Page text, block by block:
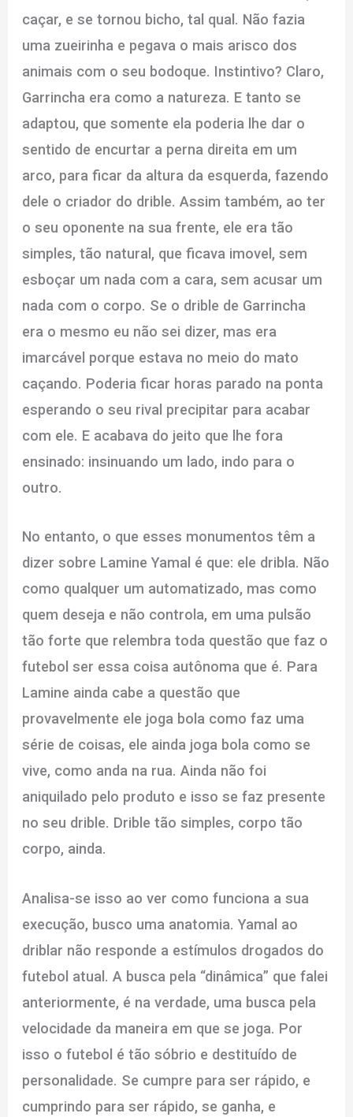
caçar, e se tornou bicho, tal qual. Não fazia
uma zueirinha e pegava o mais arisco dos
animais com o seu bodoque. Instintivo? Claro,
Garrincha era como a natureza. E tanto se
adaptou, que somente ela poderia lhe dar o
sentido de encurtar a perna direita em um
arco, para ficar da altura da esquerda, fazendo
dele o criador do drible. Assim também, ao ter
o seu oponente na sua frente, ele era tão
simples, tão natural, que ficava imovel, sem
esboçar um nada com a cara, sem acusar um
nada com o corpo. Se o drible de Garrincha
era o mesmo eu não sei dizer, mas era
imarcável porque estava no meio do mato
caçando. Poderia ficar horas parado na ponta
esperando o seu rival precipitar para acabar
com ele. E acabava do jeito que lhe fora
ensinado: insinuando um lado, indo para o
outro.
No entanto, o que esses monumentos têm a
dizer sobre Lamine Yamal é que: ele dribla. Não
como qualquer um automatizado, mas como
quem deseja e não controla, em uma pulsão
tão forte que relembra toda questão que faz o
futebol ser essa coisa autônoma que é. Para
Lamine ainda cabe a questão que
provavelmente ele joga bola como faz uma
série de coisas, ele ainda joga bola como se
vive, como anda na rua. Ainda não foi
aniquilado pelo produto e isso se faz presente
no seu drible. Drible tão simples, corpo tão
corpo, ainda.
Analisa-se isso ao ver como funciona a sua
execução, busco uma anatomia. Yamal ao
driblar não responde a estímulos drogados do
futebol atual. A busca pela “dinâmica” que falei
anteriormente, é na verdade, uma busca pela
velocidade da maneira em que se joga. Por
isso o futebol é tão sóbrio e destituído de
personalidade. Se cumpre para ser rápido, e
cumprindo para ser rápido, se ganha, e